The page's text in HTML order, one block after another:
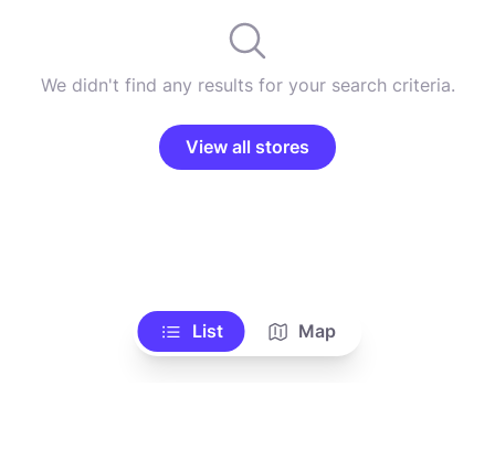
We didn't find any results for your search criteria.
View all stores
List Map